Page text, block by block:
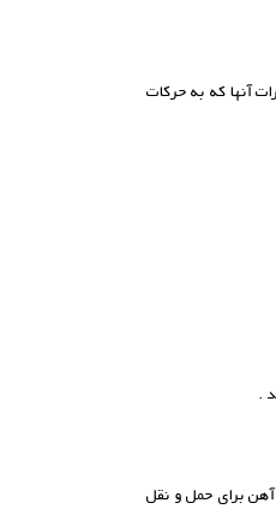
آنها که به حرکات
برای حمل و نقل